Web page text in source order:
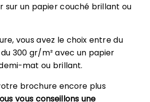
sur un papier couché brillant ou
vous avez le choix entre du
300 gr/m² avec un papier
mat ou brillant.
brochure encore plus
vous conseillons une